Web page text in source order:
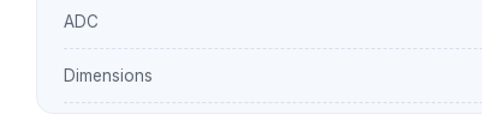
ADC
Dimensions